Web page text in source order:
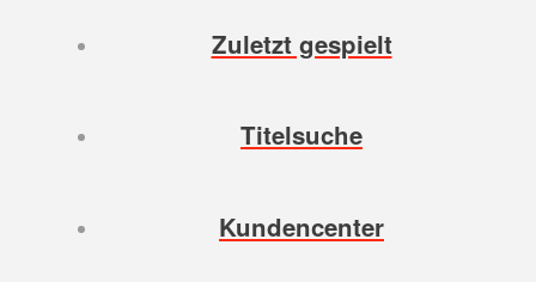
Zuletzt gespielt
Titelsuche
Kundencenter